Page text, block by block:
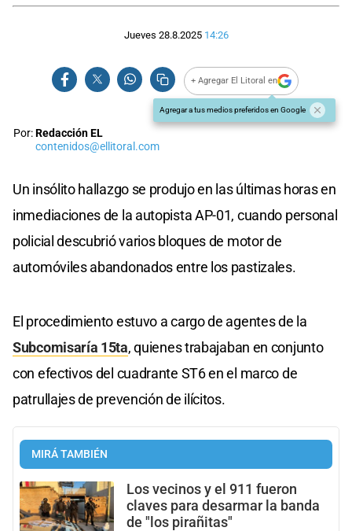
Jueves 28.8.2025 14:26
+ Agregar El Litoral en
Agregar a tus medios preferidos en Google
Por:Redacción EL
contenidos@ellitoral.com
Un insólito hallazgo se produjo en las últimas horas en
inmediaciones de la autopista AP-01, cuando personal
policial descubrió varios bloques de motor de
automóviles abandonados entre los pastizales.
El procedimiento estuvo a cargo de agentes de la
Subcomisaría 15ta, quienes trabajaban en conjunto
con efectivos del cuadrante ST6 en el marco de
patrullajes de prevención de ilícitos.
MIRÁ TAMBIÉN
Los vecinos y el 911 fueron
claves para desarmar la banda
de "los pirañitas"